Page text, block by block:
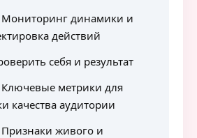
Мониторинг динамики и
действий
себя и результат
Ключевые метрики для
качества аудитории
Признаки живого и